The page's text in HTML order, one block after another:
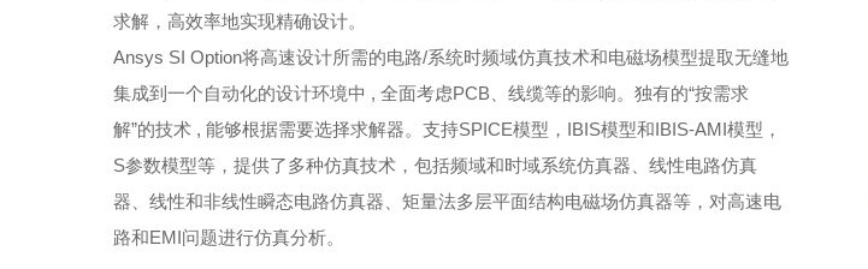
求解，高效率地实现精确设计。
Ansys SI Option将高速设计所需的电路/系统时频域仿真技术和电磁场模型提取无缝地
集成到一个自动化的设计环境中 , 全面考虑PCB、线缆等的影响。独有的“按需求
解”的技术 , 能够根据需要选择求解器。支持SPICE模型，IBIS模型和IBIS-AMI模型，
S参数模型等，提供了多种仿真技术，包括频域和时域系统仿真器、线性电路仿真
器、线性和非线性瞬态电路仿真器、矩量法多层平面结构电磁场仿真器等，对高速电
路和EMI问题进行仿真分析。